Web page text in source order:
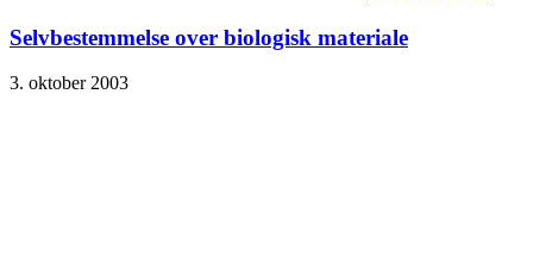
Selvbestemmelse over biologisk materiale
3. oktober 2003